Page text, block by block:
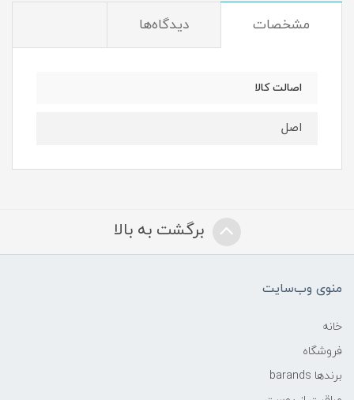
مشخصات دیدگاه‌ها
اصالت کالا
اصل
برگشت به بالا
منوی وب‌سایت
خانه
فروشگاه
برندها barands